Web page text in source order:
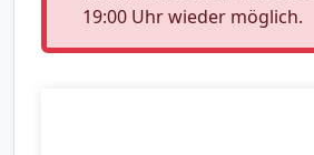
19:00 Uhr wieder möglich.